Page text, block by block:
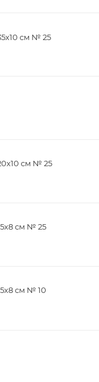
см № 25
см № 25
см № 25
см № 10